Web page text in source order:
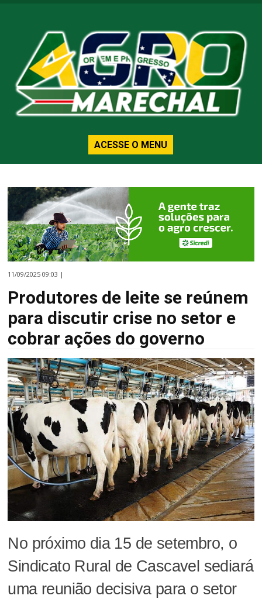
ACESSE O MENU
11/09/2025 09:03 |
Produtores de leite se reúnem
para discutir crise no setor e
cobrar ações do governo
No próximo dia 15 de setembro, o
Sindicato Rural de Cascavel sediará
uma reunião decisiva para o setor